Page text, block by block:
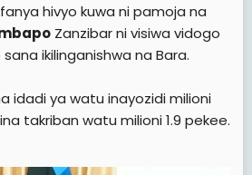
hivyo kuwa ni pamoja na
Zanzibar ni visiwa vidogo
ikilinganishwa na Bara.
idadi ya watu inayozidi milioni
takriban watu milioni 1.9 pekee.